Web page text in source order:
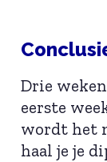
Drie
eerste
wordt het
haal je je